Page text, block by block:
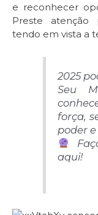
e reconhecer
Preste atenção
tendo em vista a
2025
Seu
força,
poder
aqui!